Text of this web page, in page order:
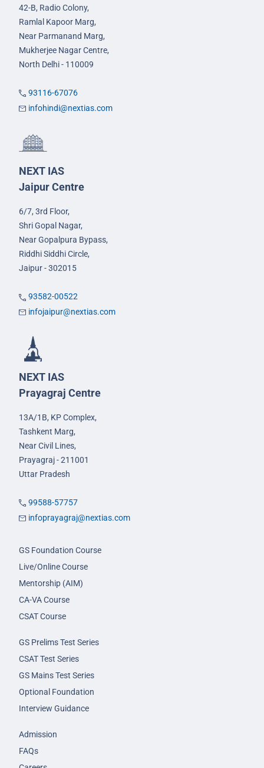
42-B, Radio Colony,
Ramlal Kapoor Marg,
Near Parmanand Marg,
Mukherjee Nagar Centre,
North Delhi - 110009
93116-67076
infohindi@nextias.com
NEXT IAS
Jaipur Centre
6/7, 3rd Floor,
Shri Gopal Nagar,
Near Gopalpura Bypass,
Riddhi Siddhi Circle,
Jaipur - 302015
93582-00522
infojaipur@nextias.com
NEXT IAS
Prayagraj Centre
13A/1B, KP Complex,
Tashkent Marg,
Near Civil Lines,
Prayagraj - 211001
Uttar Pradesh
99588-57757
infoprayagraj@nextias.com
GS Foundation Course
Live/Online Course
Mentorship (AIM)
CA-VA Course
CSAT Course
GS Prelims Test Series
CSAT Test Series
GS Mains Test Series
Optional Foundation
Interview Guidance
Admission
FAQs